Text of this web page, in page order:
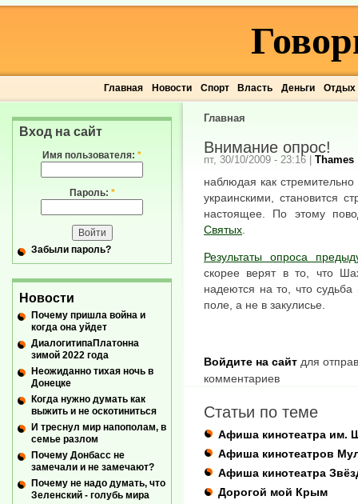
Главная Новости Спорт Власть Деньги Отдых
Главная
Внимание опрос!
пт, 30/10/2009 - 23:16 | Thames
наблюдая как стремительно
украинскими, становится
настоящее. По этому
Святых
Результаты опроса
скорее верят в то, что
надеются на то, что
поле, а не в закулисье.
Войдите на сайт для
комментариев
Статьи по теме
Афиша кинотеатра им.
Афиша кинотеатров
Афиша кинотеатра
Дорогой мой Крым
Вход на сайт
Имя пользователя: *
Пароль: *
Забыли пароль?
Новости
Почему пришла война и
когда она уйдет
ДиалогитипаПлатонна
зимой 2022 года
Неожиданно тихая ночь в
Донецке
Когда нужно думать как
выжить и не оскотиниться
И треснул мир напополам, в
семье разлом
Почему Донбасс не
замечали и не замечают?
Почему не надо думать, что
Зеленский - голубь мира